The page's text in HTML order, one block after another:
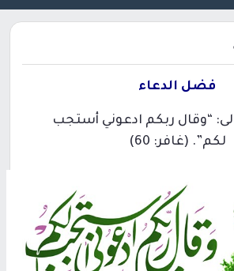
فضل الدعاء
“وقال ربكم ادعوني أستجب
لكم”. (غافر: 60)